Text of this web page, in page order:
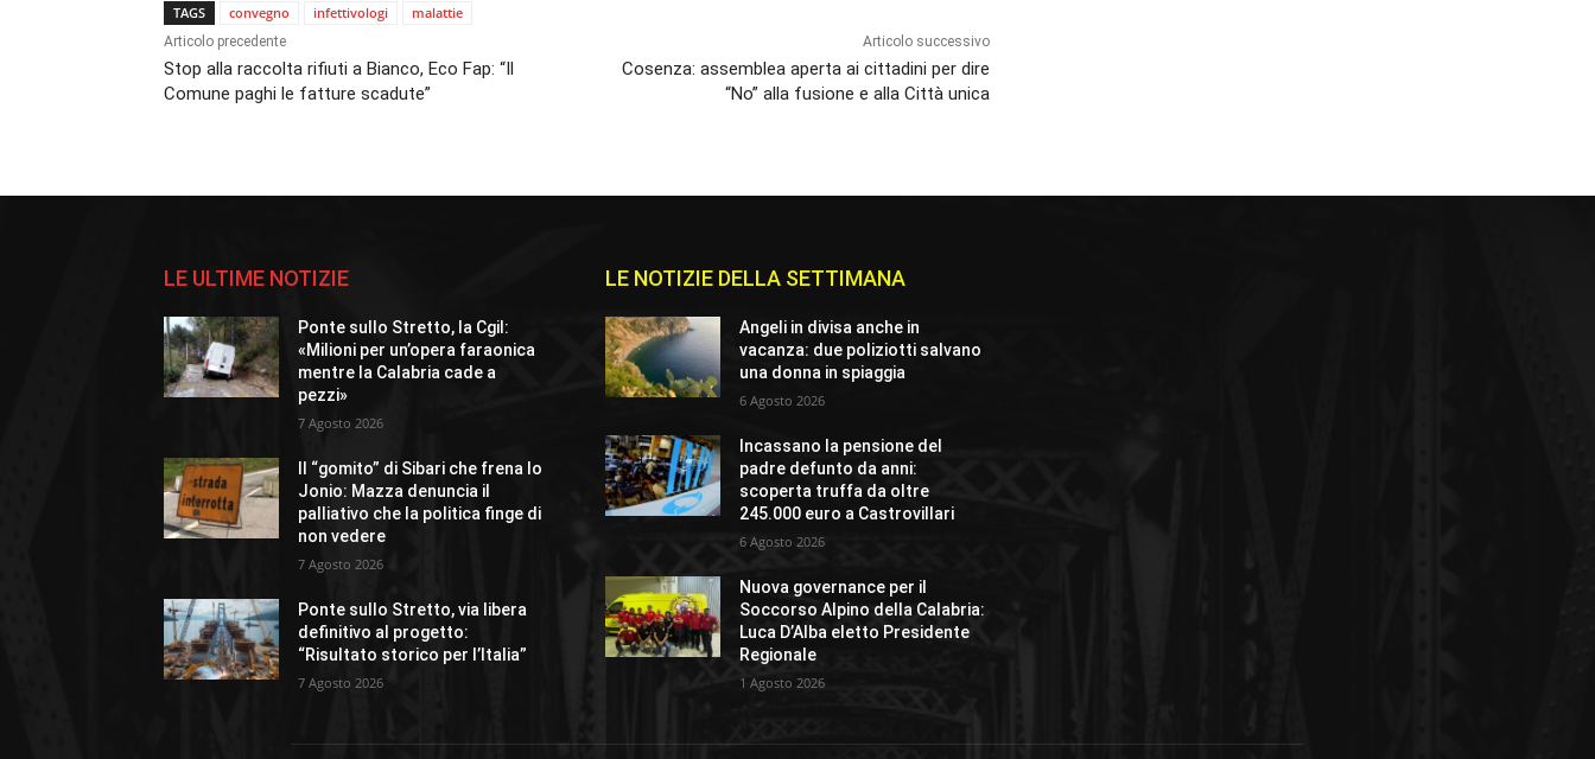
TAGS convegno infettivologi malattie
Articolo precedente
Stop alla raccolta rifiuti a Bianco, Eco Fap: “Il
Comune paghi le fatture scadute”
Articolo successivo
Cosenza: assemblea aperta ai cittadini per dire
“No” alla fusione e alla Città unica
LE ULTIME NOTIZIE
Ponte sullo Stretto, la Cgil:
«Milioni per un’opera faraonica
mentre la Calabria cade a
pezzi»
7 Agosto 2026
Il “gomito” di Sibari che frena lo
Jonio: Mazza denuncia il
palliativo che la politica finge di
non vedere
7 Agosto 2026
Ponte sullo Stretto, via libera
definitivo al progetto:
“Risultato storico per l’Italia”
7 Agosto 2026
LE NOTIZIE DELLA SETTIMANA
Angeli in divisa anche in
vacanza: due poliziotti salvano
una donna in spiaggia
6 Agosto 2026
Incassano la pensione del
padre defunto da anni:
scoperta truffa da oltre
245.000 euro a Castrovillari
6 Agosto 2026
Nuova governance per il
Soccorso Alpino della Calabria:
Luca D’Alba eletto Presidente
Regionale
1 Agosto 2026